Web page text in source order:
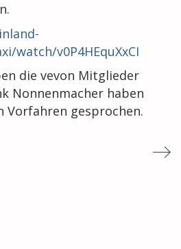
watch/v0P4HEquXxCI
die vevon Mitglieder
Nonnenmacher haben
gesprochen.